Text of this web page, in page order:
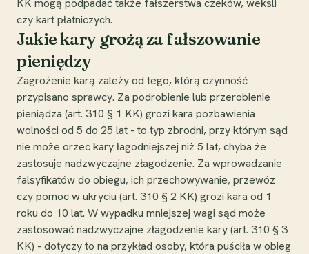
KK mogą podpadać także fałszerstwa czeków, weksli
czy kart płatniczych.
Jakie kary grożą za fałszowanie
pieniędzy
Zagrożenie karą zależy od tego, którą czynność
przypisano sprawcy. Za podrobienie lub przerobienie
pieniądza (art. 310 § 1 KK) grozi kara pozbawienia
wolności od 5 do 25 lat - to typ zbrodni, przy którym sąd
nie może orzec kary łagodniejszej niż 5 lat, chyba że
zastosuje nadzwyczajne złagodzenie. Za wprowadzanie
falsyfikatów do obiegu, ich przechowywanie, przewóz
czy pomoc w ukryciu (art. 310 § 2 KK) grozi kara od 1
roku do 10 lat. W wypadku mniejszej wagi sąd może
zastosować nadzwyczajne złagodzenie kary (art. 310 § 3
KK) - dotyczy to na przykład osoby, która puściła w obieg